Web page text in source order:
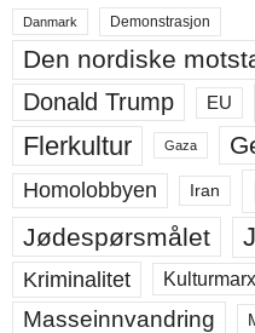
Danmark Demonstrasjon
Den nordiske
Donald Trump EU
Flerkultur Gaza
Homolobbyen Iran
Jødespørsmålet
Kriminalitet
Masseinnvandring